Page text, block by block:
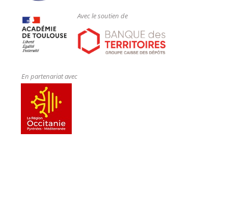
Zoé JACQUEMIN
, Professeur des universités
Responsable pédagogique du parcours-type Juriste
Européen Double Master Franco-Hellénique -
Didier BLANC, Professeur des universités
Avec le soutien de
En partenariat avec